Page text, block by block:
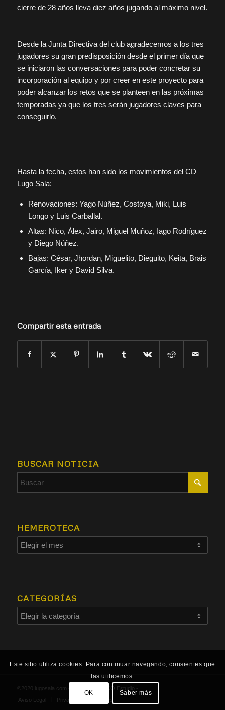
cierre de 28 años lleva diez años jugando al máximo nivel.
Desde la Junta Directiva del club agradecemos a los tres
jugadores su gran predisposición desde el primer día que
se iniciaron las conversaciones para poder concretar su
incorporación al equipo y por creer en este proyecto para
poder alcanzar los retos que se planteen en las próximas
temporadas ya que los tres serán jugadores claves para
conseguirlo.
Hasta la fecha, estos han sido los movimientos del CD
Lugo Sala:
Renovaciones: Yago Núñez, Costoya, Miki, Luis
Longo y Luis Carballal.
Altas: Nico, Álex, Jairo, Miguel Muñoz, Iago Rodríguez
y Diego Núñez.
Bajas: César, Jhordan, Miguelito, Dieguito, Keita, Brais
García, Iker y David Silva.
Compartir esta entrada
BUSCAR NOTICIA
HEMEROTECA
CATEGORÍAS
©2020 lugosala.com - Powered by HCO Estudio -
Aviso Legal
Privacidad Cookies
Este sitio utiliza cookies. Para continuar navegando, consientes que
las utilicemos.
OK Saber más